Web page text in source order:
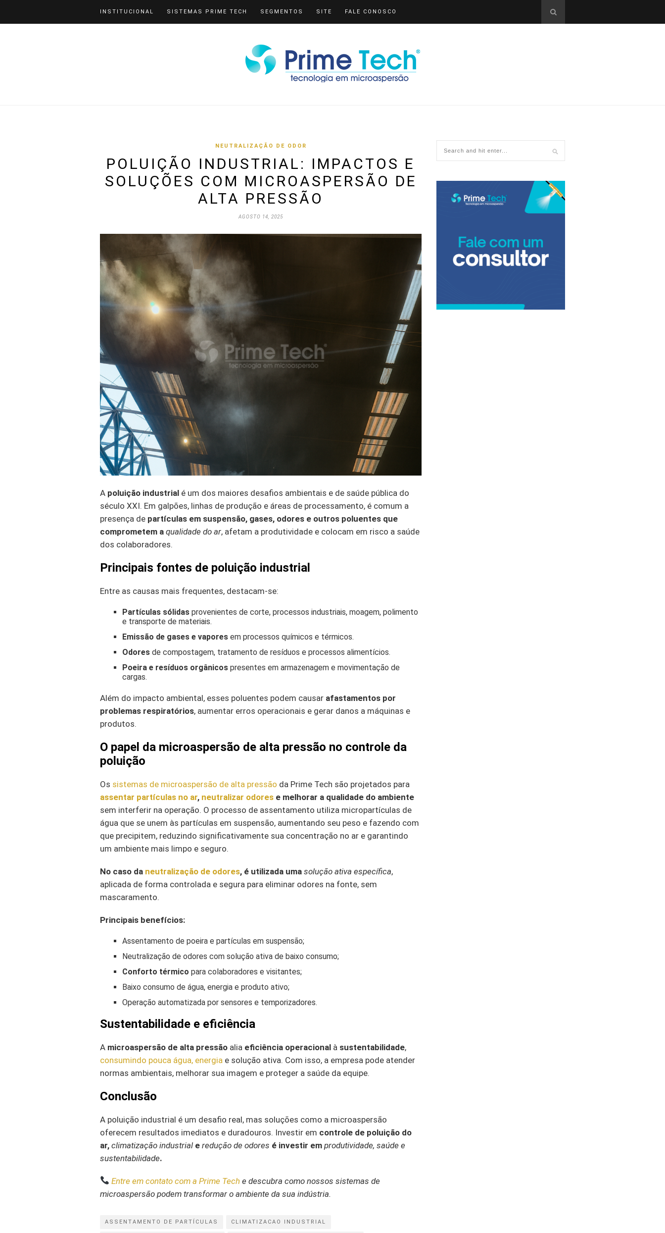
INSTITUCIONAL SISTEMAS PRIME TECH SEGMENTOS SITE FALE CONOSCO
NEUTRALIZAÇÃO DE ODOR
POLUIÇÃO INDUSTRIAL: IMPACTOS E
SOLUÇÕES COM MICROASPERSÃO DE
ALTA PRESSÃO
AGOSTO 14, 2025
A poluição industrial é um dos maiores desafios ambientais e de saúde pública do
século XXI. Em galpões, linhas de produção e áreas de processamento, é comum a
presença de partículas em suspensão, gases, odores e outros poluentes que
comprometem a qualidade do ar, afetam a produtividade e colocam em risco a saúde
dos colaboradores.
Principais fontes de poluição industrial
Entre as causas mais frequentes, destacam-se:
Partículas sólidas provenientes de corte, processos industriais, moagem, polimento
e transporte de materiais.
Emissão de gases e vapores em processos químicos e térmicos.
Odores de compostagem, tratamento de resíduos e processos alimentícios.
Poeira e resíduos orgânicos presentes em armazenagem e movimentação de
cargas.
Além do impacto ambiental, esses poluentes podem causar afastamentos por
problemas respiratórios, aumentar erros operacionais e gerar danos a máquinas e
produtos.
O papel da microaspersão de alta pressão no controle da
poluição
Os sistemas de microaspersão de alta pressão da Prime Tech são projetados para
assentar partículas no ar, neutralizar odores e melhorar a qualidade do ambiente
sem interferir na operação. O processo de assentamento utiliza micropartículas de
água que se unem às partículas em suspensão, aumentando seu peso e fazendo com
que precipitem, reduzindo significativamente sua concentração no ar e garantindo
um ambiente mais limpo e seguro.
No caso da neutralização de odores, é utilizada uma solução ativa específica,
aplicada de forma controlada e segura para eliminar odores na fonte, sem
mascaramento.
Principais benefícios:
Assentamento de poeira e partículas em suspensão;
Neutralização de odores com solução ativa de baixo consumo;
Conforto térmico para colaboradores e visitantes;
Baixo consumo de água, energia e produto ativo;
Operação automatizada por sensores e temporizadores.
Sustentabilidade e eficiência
A microaspersão de alta pressão alia eficiência operacional à sustentabilidade,
consumindo pouca água, energia e solução ativa. Com isso, a empresa pode atender
normas ambientais, melhorar sua imagem e proteger a saúde da equipe.
Conclusão
A poluição industrial é um desafio real, mas soluções como a microaspersão
oferecem resultados imediatos e duradouros. Investir em controle de poluição do
ar, climatização industrial e redução de odores é investir em produtividade, saúde e
sustentabilidade.
Entre em contato com a Prime Tech e descubra como nossos sistemas de
microaspersão podem transformar o ambiente da sua indústria.
ASSENTAMENTO DE PARTÍCULAS CLIMATIZACAO INDUSTRIAL